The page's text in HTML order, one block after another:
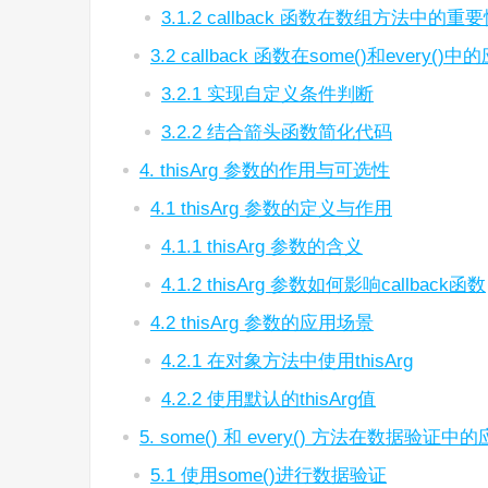
3.1.2 callback 函数在数组方法中的重要
3.2 callback 函数在some()和every()中的
3.2.1 实现自定义条件判断
3.2.2 结合箭头函数简化代码
4. thisArg 参数的作用与可选性
4.1 thisArg 参数的定义与作用
4.1.1 thisArg 参数的含义
4.1.2 thisArg 参数如何影响callback函数
4.2 thisArg 参数的应用场景
4.2.1 在对象方法中使用thisArg
4.2.2 使用默认的thisArg值
5. some() 和 every() 方法在数据验证中的
5.1 使用some()进行数据验证